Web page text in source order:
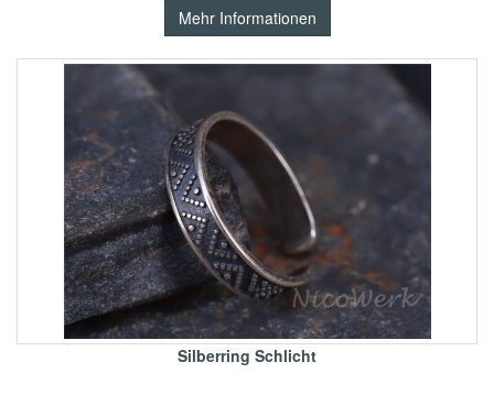
Mehr Informationen
Silberring Schlicht